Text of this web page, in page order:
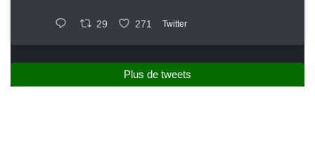
29 271 Twitter
Plus de tweets